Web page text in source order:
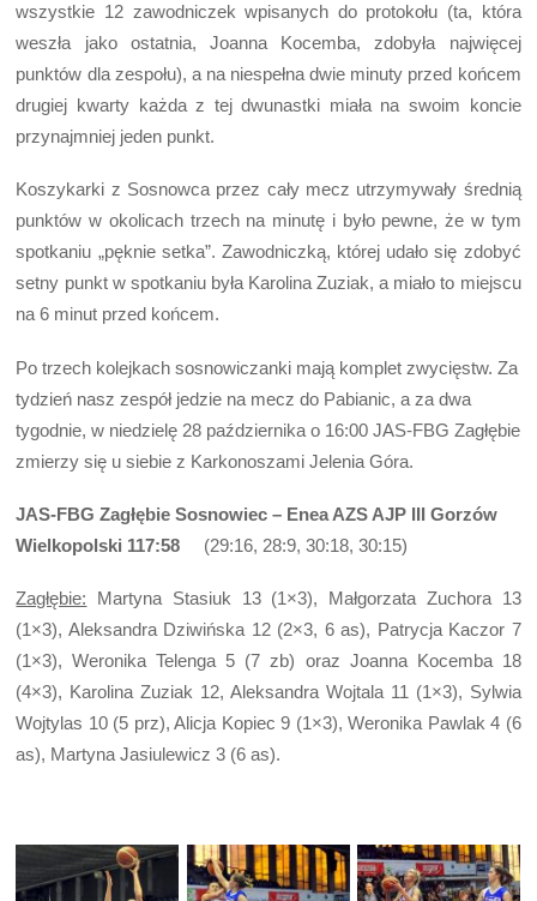
wszystkie 12 zawodniczek wpisanych do protokołu (ta, która
weszła jako ostatnia, Joanna Kocemba, zdobyła najwięcej
punktów dla zespołu), a na niespełna dwie minuty przed końcem
drugiej kwarty każda z tej dwunastki miała na swoim koncie
przynajmniej jeden punkt.
Koszykarki z Sosnowca przez cały mecz utrzymywały średnią
punktów w okolicach trzech na minutę i było pewne, że w tym
spotkaniu „pęknie setka”. Zawodniczką, której udało się zdobyć
setny punkt w spotkaniu była Karolina Zuziak, a miało to miejscu
na 6 minut przed końcem.
Po trzech kolejkach sosnowiczanki mają komplet zwycięstw. Za
tydzień nasz zespół jedzie na mecz do Pabianic, a za dwa
tygodnie, w niedzielę 28 października o 16:00 JAS-FBG Zagłębie
zmierzy się u siebie z Karkonoszami Jelenia Góra.
JAS-FBG Zagłębie Sosnowiec – Enea AZS AJP III Gorzów
Wielkopolski 117:58 (29:16, 28:9, 30:18, 30:15)
Zagłębie: Martyna Stasiuk 13 (1×3), Małgorzata Zuchora 13
(1×3), Aleksandra Dziwińska 12 (2×3, 6 as), Patrycja Kaczor 7
(1×3), Weronika Telenga 5 (7 zb) oraz Joanna Kocemba 18
(4×3), Karolina Zuziak 12, Aleksandra Wojtala 11 (1×3), Sylwia
Wojtylas 10 (5 prz), Alicja Kopiec 9 (1×3), Weronika Pawlak 4 (6
as), Martyna Jasiulewicz 3 (6 as).